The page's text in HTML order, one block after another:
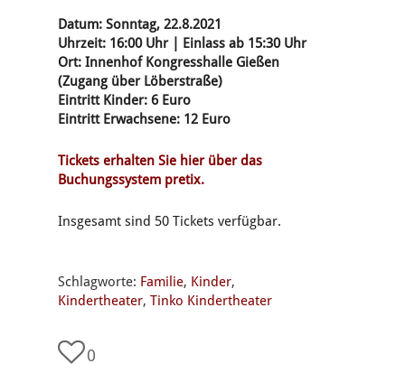
Datum: Sonntag, 22.8.2021
Uhrzeit: 16:00 Uhr | Einlass ab 15:30 Uhr
Ort: Innenhof Kongresshalle Gießen
(Zugang über Löberstraße)
Eintritt Kinder: 6 Euro
Eintritt Erwachsene: 12 Euro
Tickets erhalten Sie hier über das
Buchungssystem pretix.
Insgesamt sind 50 Tickets verfügbar.
Schlagworte: Familie, Kinder,
Kindertheater, Tinko Kindertheater
0